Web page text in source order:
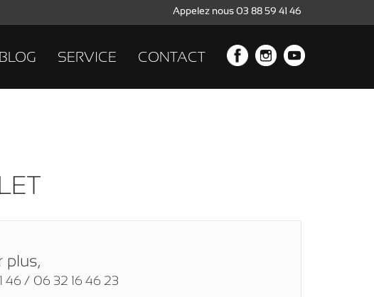
Appelez nous 03 88 59 41 46
BLOG SERVICE CONTACT
plus,
46 / 06 32 16 46 23